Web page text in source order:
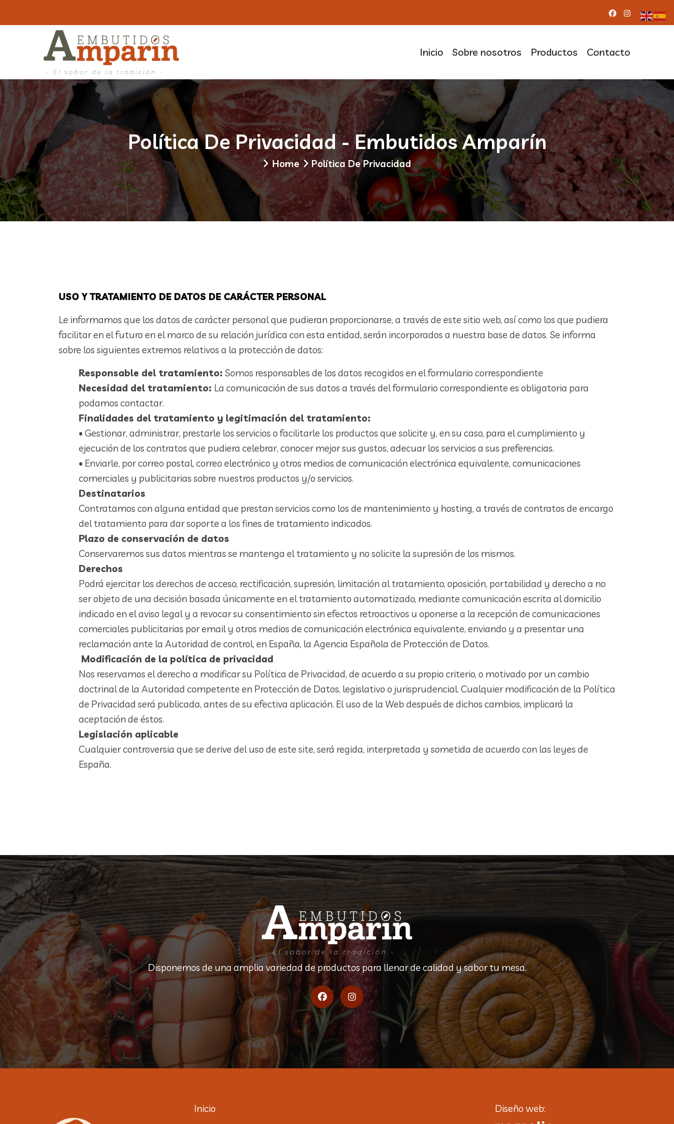
Inicio Sobre nosotros Productos Contacto
Política De Privacidad - Embutidos Amparín
Home Política De Privacidad
USO Y TRATAMIENTO DE DATOS DE CARÁCTER PERSONAL
Le informamos que los datos de carácter personal que pudieran proporcionarse, a través de este sitio web, así como los que pudiera
facilitar en el futuro en el marco de su relación jurídica con esta entidad, serán incorporados a nuestra base de datos. Se informa
sobre los siguientes extremos relativos a la protección de datos:
Responsable del tratamiento: Somos responsables de los datos recogidos en el formulario correspondiente
Necesidad del tratamiento: La comunicación de sus datos a través del formulario correspondiente es obligatoria para
podamos contactar.
Finalidades del tratamiento y legitimación del tratamiento:
• Gestionar, administrar, prestarle los servicios o facilitarle los productos que solicite y, en su caso, para el cumplimiento y
ejecución de los contratos que pudiera celebrar, conocer mejor sus gustos, adecuar los servicios a sus preferencias.
• Enviarle, por correo postal, correo electrónico y otros medios de comunicación electrónica equivalente, comunicaciones
comerciales y publicitarias sobre nuestros productos y/o servicios.
Destinatarios
Contratamos con alguna entidad que prestan servicios como los de mantenimiento y hosting, a través de contratos de encargo
del tratamiento para dar soporte a los fines de tratamiento indicados.
Plazo de conservación de datos
Conservaremos sus datos mientras se mantenga el tratamiento y no solicite la supresión de los mismos.
Derechos
Podrá ejercitar los derechos de acceso, rectificación, supresión, limitación al tratamiento, oposición, portabilidad y derecho a no
ser objeto de una decisión basada únicamente en el tratamiento automatizado, mediante comunicación escrita al domicilio
indicado en el aviso legal y a revocar su consentimiento sin efectos retroactivos u oponerse a la recepción de comunicaciones
comerciales publicitarias por email y otros medios de comunicación electrónica equivalente, enviando y a presentar una
reclamación ante la Autoridad de control, en España, la Agencia Española de Protección de Datos.
Modificación de la política de privacidad
Nos reservamos el derecho a modificar su Política de Privacidad, de acuerdo a su propio criterio, o motivado por un cambio
doctrinal de la Autoridad competente en Protección de Datos, legislativo o jurisprudencial. Cualquier modificación de la Política
de Privacidad será publicada, antes de su efectiva aplicación. El uso de la Web después de dichos cambios, implicará la
aceptación de éstos.
Legislación aplicable
Cualquier controversia que se derive del uso de este site, será regida, interpretada y sometida de acuerdo con las leyes de
España.
Disponemos de una amplia variedad de productos para llenar de calidad y sabor tu mesa.
Inicio
Diseño web: